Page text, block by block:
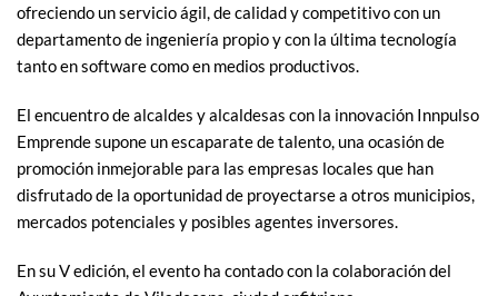
ofreciendo un servicio ágil, de calidad y competitivo con un
departamento de ingeniería propio y con la última tecnología
tanto en software como en medios productivos.
El encuentro de alcaldes y alcaldesas con la innovación Innpulso
Emprende supone un escaparate de talento, una ocasión de
promoción inmejorable para las empresas locales que han
disfrutado de la oportunidad de proyectarse a otros municipios,
mercados potenciales y posibles agentes inversores.
En su V edición, el evento ha contado con la colaboración del